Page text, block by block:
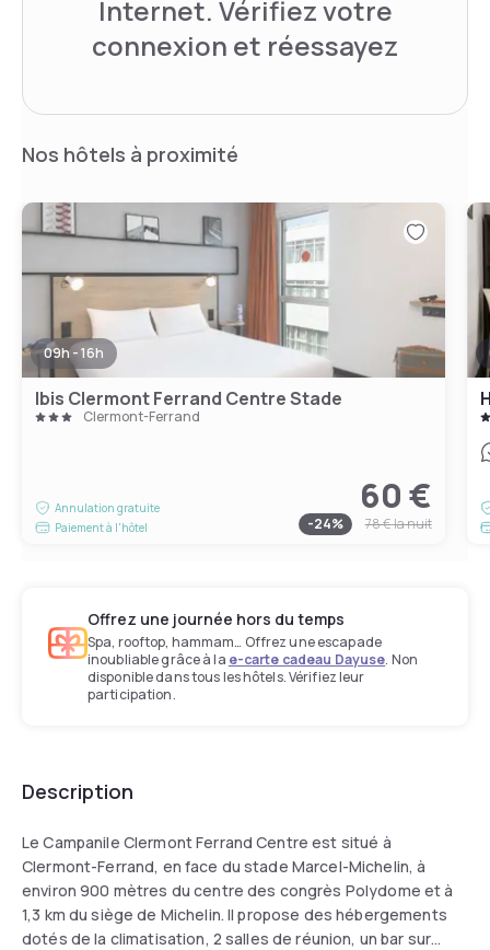
Internet. Vérifiez votre
connexion et réessayez
Nos hôtels à proximité
09h - 16h
Ibis Clermont Ferrand Centre Stade
Clermont-Ferrand
Annulation gratuite
Paiement à l'hôtel
60 €
-24% 78 €la nuit
Offrez une journée hors du temps
Spa, rooftop, hammam… Offrez une escapade
inoubliable grâce à la e-carte cadeau Dayuse. Non
disponible dans tous les hôtels. Vérifiez leur
participation.
Description
Le Campanile Clermont Ferrand Centre est situé à
Clermont-Ferrand, en face du stade Marcel-Michelin, à
environ 900 mètres du centre des congrès Polydome et à
1,3 km du siège de Michelin. Il propose des hébergements
dotés de la climatisation, 2 salles de réunion, un bar sur